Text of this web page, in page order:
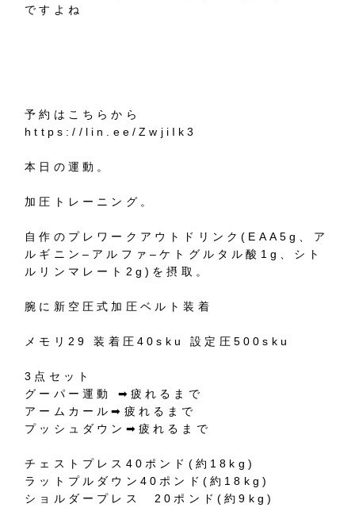
ですよね
予約はこちらから
https://lin.ee/ZwjiIk3
本日の運動。
加圧トレーニング。
自作のプレワークアウトドリンク(EAA5g
、ア
ルギニン– アルファ–ケトグルタル酸 1g
、シト
ルリンマレート 2g) を摂取。
腕に新空圧式加圧ベルト装着
メモリ 29装着圧40sku設定圧 500sku
3 点セット
グーパー運動
➡︎ 疲れるまで
アームカール➡︎ 疲れるまで
プッシュダウン ➡︎ 疲れるまで
チェストプレス 40 ポンド ( 約 18kg)
ラットプルダウン 40 ポンド (約 18kg)
ショルダープレス 20 ポンド(約9kg)